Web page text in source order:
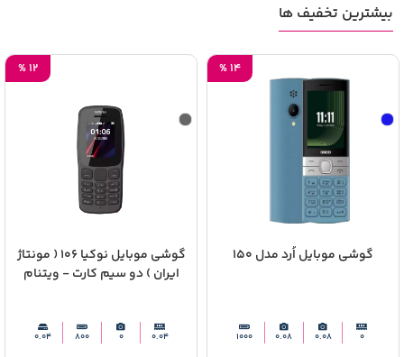
بیشترین تخفیف ها
گوشی موبایل اُرد مدل 150
0
0.08
0.08
1000
14
%
گوشی موبایل نوکیا 106 ( مونتاژ
ایران ) دو سیم‌ کارت - ویتنام
0.04
0
800
0.04
12
%